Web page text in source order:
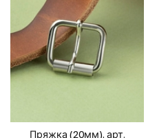
Пряжка (20мм), арт.